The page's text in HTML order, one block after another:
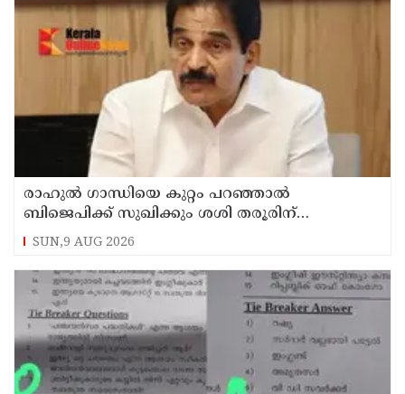
രാഹുല്‍ ഗാന്ധിയെ കുറ്റം പറഞ്ഞാല്‍
ബിജെപിക്ക് സുഖിക്കും ശശി തരൂരിന്
മറുപടിയുമായി കെ സി വേണുഗോപാല്‍
SUN,9 AUG 2026